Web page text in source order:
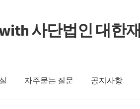
사단법인 대한
자주묻는 질문 공지사항